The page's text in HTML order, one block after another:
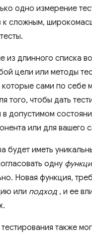
одно измерение
к сложным,
из длинного списка
цели или методы
которые сами по себе
того, чтобы дать
в допустимом
или для вашего
будет иметь
одну
Новая функция,
или подход , и ее
также